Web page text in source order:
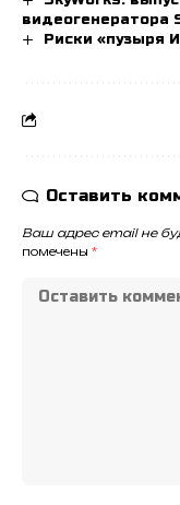
видеогенератора
Риски «пузыря
Оставить
Ваш адрес email не
помечены *